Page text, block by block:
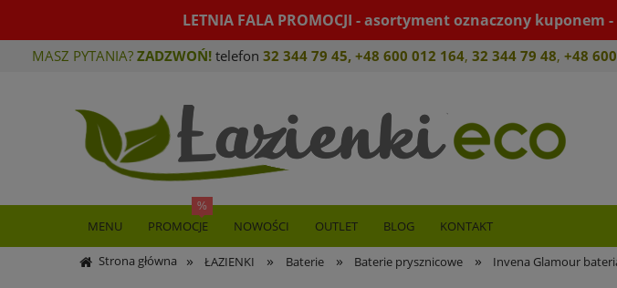
LETNIA FALA PROMOCJI - asortyment oznaczony kuponem
MASZ PYTANIA? ZADZWOŃ! telefon 32 344 79 45, +48 600 012 164, 32 344 79 48, +48
MENU PROMOCJE NOWOŚCI OUTLET BLOG KONTAKT
Strona główna » ŁAZIENKI » Baterie » Baterie prysznicowe » Invena Glamour